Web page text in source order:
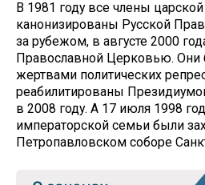
В 1981 году все члены
канонизированы Русской
за рубежом, в августе 2000
Православной Церковью. Они
жертвами политических
реабилитированы
в 2008 году. А 17 июля 1998
императорской семьи были
Петропавловском соборе